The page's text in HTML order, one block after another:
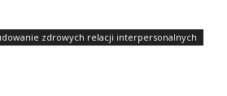
zdrowych relacji interpersonalnych